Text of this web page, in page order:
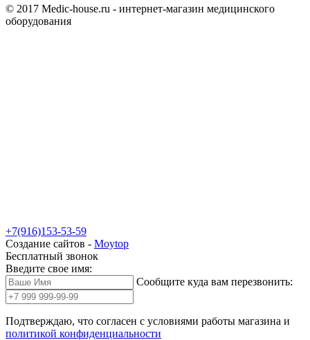
© 2017 Medic-house.ru - интернет-магазин медицинского
оборудования
+7(916)153-53-59
Создание сайтов - Moytop
Бесплатный звонок
Введите свое имя:
Сообщите куда вам перезвонить:
Подтверждаю, что согласен с условиями работы магазина и
политикой конфиденциальности